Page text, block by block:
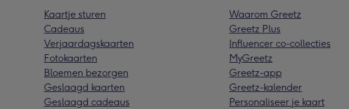
Kaartje sturen
Cadeaus
Verjaardagskaarten
Fotokaarten
Bloemen bezorgen
Geslaagd kaarten
Geslaagd cadeaus
Waarom Greetz
Greetz Plus
Influencer co-collecties
MyGreetz
Greetz-app
Greetz-kalender
Personaliseer je kaart